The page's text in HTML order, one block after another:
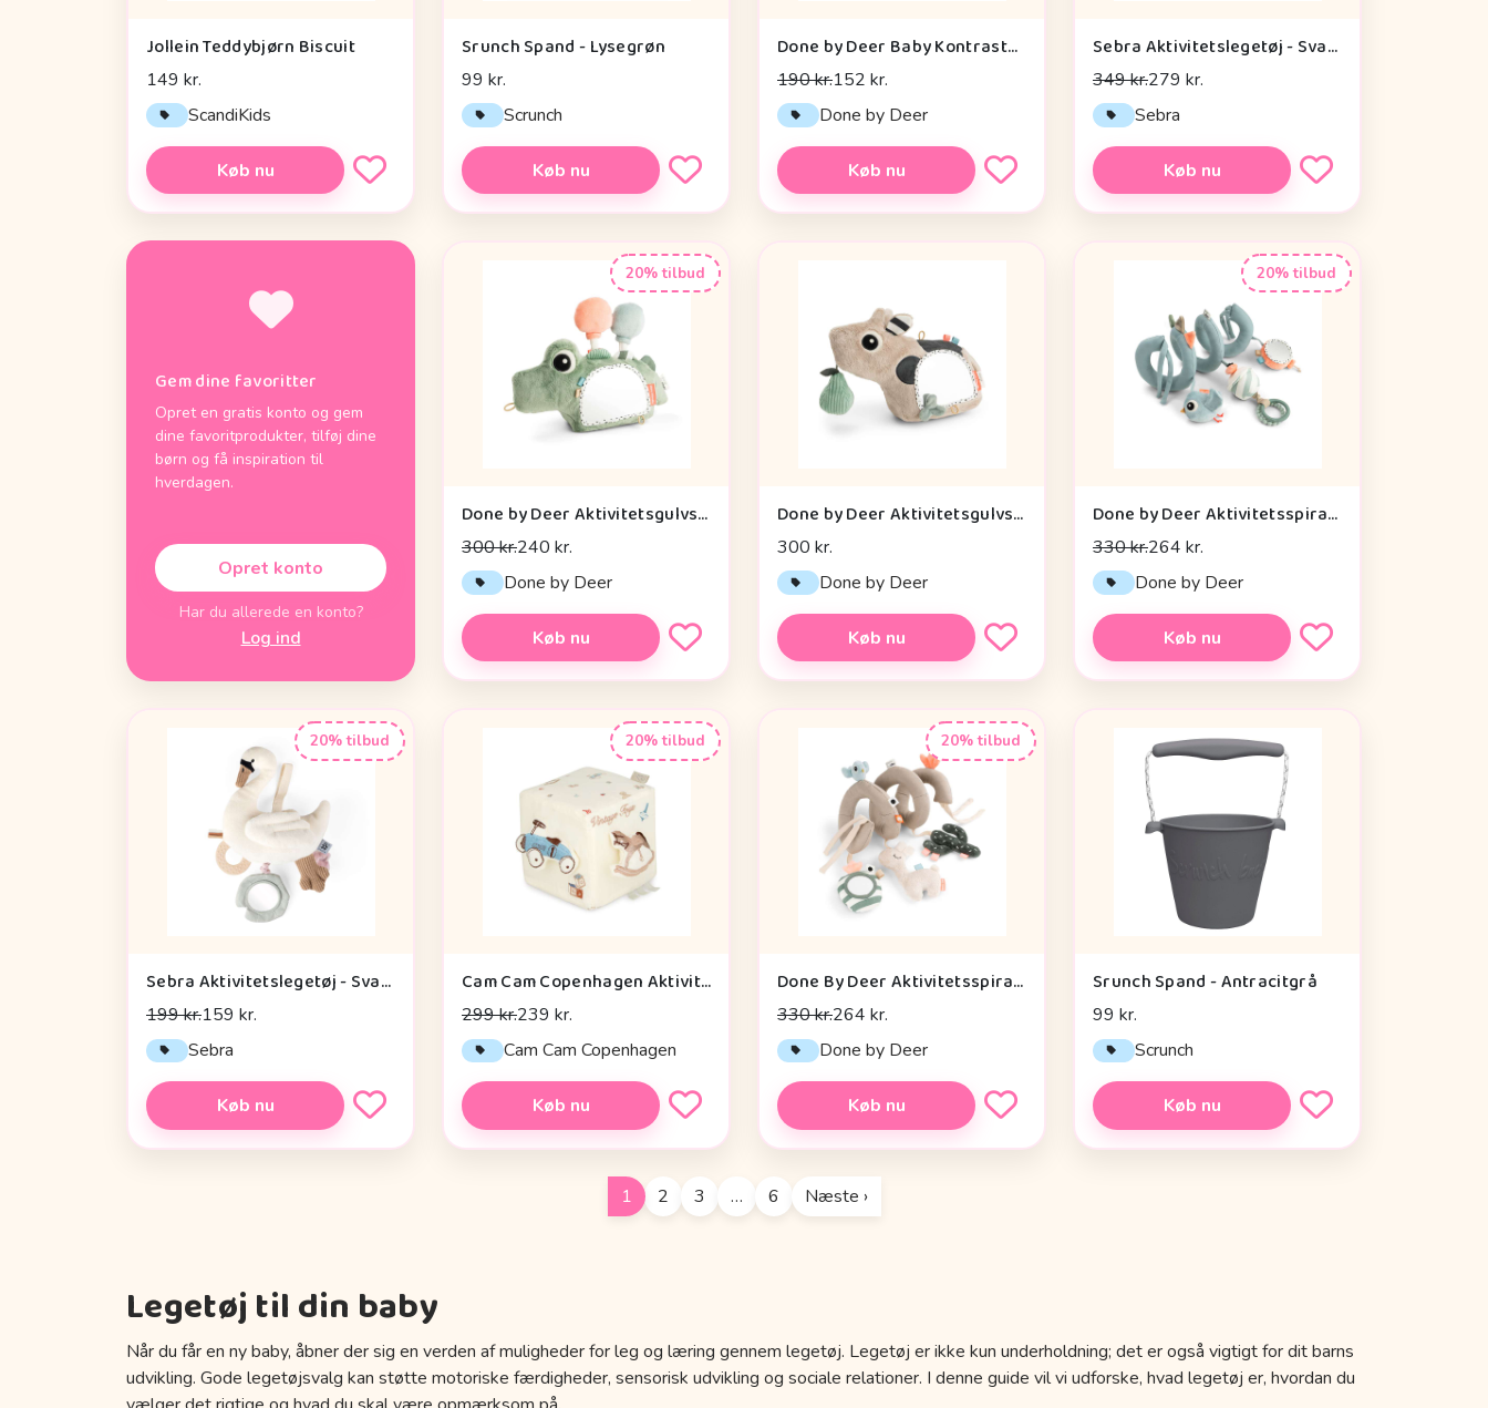
Jollein Teddybjørn Biscuit
149 kr.
ScandiKids
Køb nu
Srunch Spand - Lysegrøn
99 kr.
Scrunch
Køb nu
Done by Deer Baby Kontrastkortholder - Tiny Farm - Grøn
190 kr.152 kr.
Done by Deer
Køb nu
Sebra Aktivitetslegetøj - Svane
349 kr.279 kr.
Sebra
Køb nu
Gem dine favoritter
Opret en gratis konto og gem
dine favoritprodukter, tilføj dine
børn og få inspiration til
hverdagen.
Opret konto
Har du allerede en konto?
Log ind
20% tilbud
Done by Deer Aktivitetsgulvspejl - Croco - Grøn
300 kr.240 kr.
Done by Deer
Køb nu
Done by Deer Aktivitetsgulvspejl - Dotti - Sand
300 kr.
Done by Deer
Køb nu
20% tilbud
Done by Deer Aktivitetsspiral - Celebration - Blå
330 kr.264 kr.
Done by Deer
Køb nu
20% tilbud
Sebra Aktivitetslegetøj - Svane
199 kr.159 kr.
Sebra
Køb nu
20% tilbud
Cam Cam Copenhagen Aktivitetsterning - OCS - Vintage Toys
299 kr.239 kr.
Cam Cam Copenhagen
Køb nu
20% tilbud
Done By Deer Aktivitetsspiral - Lalee Sand
330 kr.264 kr.
Done by Deer
Køb nu
Srunch Spand - Antracitgrå
99 kr.
Scrunch
Køb nu
1 2 3 … 6 Næste ›
Legetøj til din baby
Når du får en ny baby, åbner der sig en verden af muligheder for leg og læring gennem legetøj. Legetøj er ikke kun underholdning; det er også vigtigt for dit barns
udvikling. Gode legetøjsvalg kan støtte motoriske færdigheder, sensorisk udvikling og sociale relationer. I denne guide vil vi udforske, hvad legetøj er, hvordan du